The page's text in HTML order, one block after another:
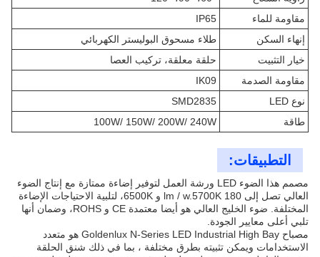
مقاومة للماء
IP65
إنهاء السكن
طلاء مسحوق البوليستر الكهربائي
خيار التثبيت
حلقة معلقة، تركيب العصا
مقاومة الصدمة
IK09
نوع LED
SMD2835
طاقة
100W/ 150W/ 200W/ 240W
التطبيقات:
مصمم هذا الضوء LED ورشة العمل لتوفير إضاءة ممتازة مع إنتاج الضوء
العالي تصل إلى 180 lm / w.5700K و 6500K، لتلبية الاحتياجات الإضاءة
المختلفة. ضوء الخليج العالي هو أيضا معتمدة CE و ROHS، وضمان أنها
تلبي أعلى معايير الجودة.
مصباح Goldenlux N-Series LED Industrial High Bay هو متعدد
الاستخدامات ويمكن تثبيته بطرق مختلفة ، بما في ذلك شنق الحلقة